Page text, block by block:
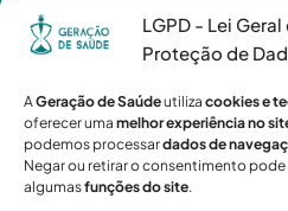
LGPD - Lei Geral
Proteção de
AGeração de Saúdeutiliza cookies e
oferecer uma melhor experiência no
podemos processardados de
Negar ou retirar o consentimento
algumasfunções do site.
o
é